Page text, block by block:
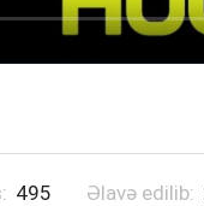
495 Əlavə edilib: